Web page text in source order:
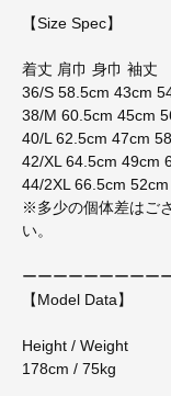
【Size Spec】
着丈 肩巾 身巾 袖丈
36/S 58.5cm 43cm
38/M 60.5cm 45cm
40/L 62.5cm 47cm
42/XL 64.5cm 49cm
44/2XL 66.5cm
※多少の個体差はご
い。
ーーーーーーーーー
【Model Data】
Height / Weight
178cm / 75kg